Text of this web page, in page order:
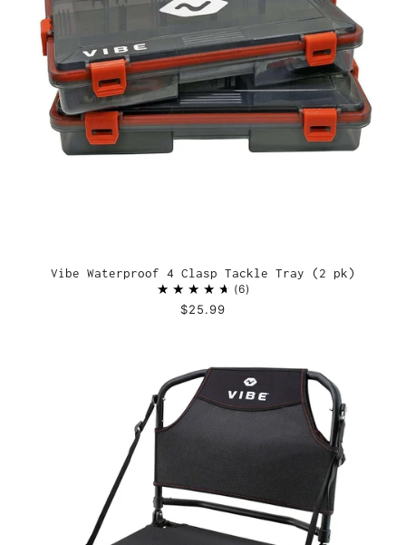
Vibe Waterproof 4 Clasp Tackle Tray (2 pk)
6
$25.99